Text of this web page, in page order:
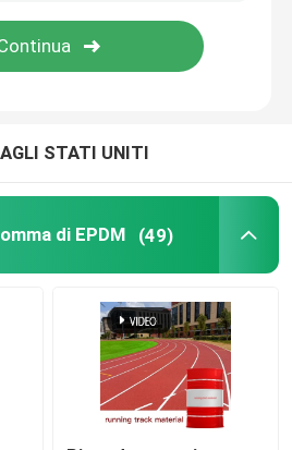
dell'erba del giardino
di sport
prato inglese
elettrico
del PVC
STATI UNITI
di EPDM (49)